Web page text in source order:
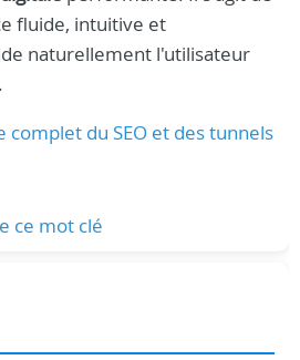
fluide, intuitive et
naturellement l'utilisateur
complet du SEO et des tunnels
ce mot clé